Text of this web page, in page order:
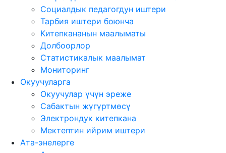
Социалдык педагогдун иштери
Тарбия иштери боюнча
Китепкананын маалыматы
Долбоорлор
Статистикалык маалымат
Мониторинг
Окуучуларга
Окуучулар үчүн эреже
Сабактын жүгүртмөсү
Электрондук китепкана
Мектептин ийрим иштери
Ата-энелерге